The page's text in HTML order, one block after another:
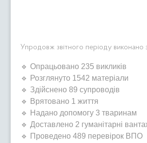
Упродовж звітного періоду виконано
🔹 Опрацьовано 235 викликів
🔹 Розглянуто 1542 матеріали
🔹 Здійснено 89 супроводів
🔹 Врятовано 1 життя
🔹 Надано допомогу 3 тваринам
🔹 Доставлено 2 гуманітарні
🔹 Проведено 489 перевірок ВПО